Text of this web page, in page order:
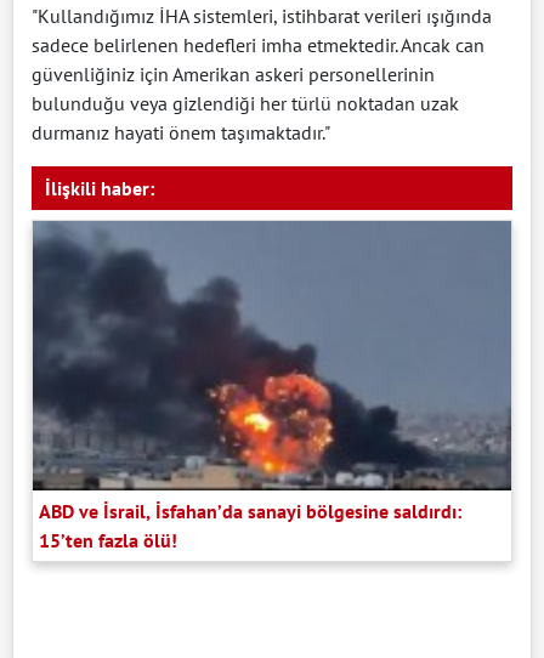
"Kullandığımız İHA sistemleri, istihbarat verileri ışığında
sadece belirlenen hedefleri imha etmektedir. Ancak can
güvenliğiniz için Amerikan askeri personellerinin
bulunduğu veya gizlendiği her türlü noktadan uzak
durmanız hayati önem taşımaktadır."
İlişkili haber:
ABD ve İsrail, İsfahan’da sanayi bölgesine saldırdı:
15’ten fazla ölü!